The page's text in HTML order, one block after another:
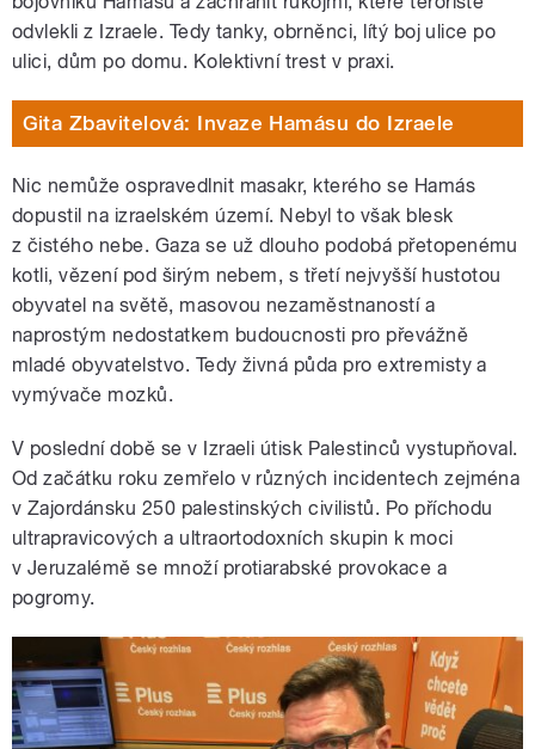
odvlekli z Izraele. Tedy tanky, obrněnci, lítý boj ulice po
ulici, dům po domu. Kolektivní trest v praxi.
Gita Zbavitelová: Invaze Hamásu do Izraele
Nic nemůže ospravedlnit masakr, kterého se Hamás
dopustil na izraelském území. Nebyl to však blesk
z čistého nebe. Gaza se už dlouho podobá přetopenému
kotli, vězení pod širým nebem, s třetí nejvyšší hustotou
obyvatel na světě, masovou nezaměstnaností a
naprostým nedostatkem budoucnosti pro převážně
mladé obyvatelstvo. Tedy živná půda pro extremisty a
vymývače mozků.
V poslední době se v Izraeli útisk Palestinců vystupňoval.
Od začátku roku zemřelo v různých incidentech zejména
v Zajordánsku 250 palestinských civilistů. Po příchodu
ultrapravicových a ultraortodoxních skupin k moci
v Jeruzalémě se množí protiarabské provokace a
pogromy.